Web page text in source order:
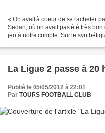
« On avait à coeur de se racheter
Sedan, où on avait pas été très
jeu à notre compte. Sur le
La Ligue 2 passe à 20
Publié le 05/05/2012 à 22:01
Par TOURS FOOTBALL CLUB